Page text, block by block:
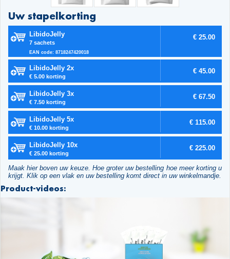
Uw stapelkorting
LibidoJelly
7 sachets
EAN code: 8718247420018
€ 25.00
LibidoJelly 2x
€ 5.00 korting
€ 45.00
LibidoJelly 3x
€ 7.50 korting
€ 67.50
LibidoJelly 5x
€ 10.00 korting
€ 115.00
LibidoJelly 10x
€ 25.00 korting
€ 225.00
Maak hier boven uw keuze. Hoe groter uw bestelling hoe meer korting u
krijgt. Klik op een vlak en uw bestelling komt direct in uw winkelmandje.
Product-videos: